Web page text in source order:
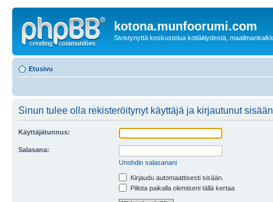
kotona.munfoorumi.com
Sivistynyttä keskustelua kotiäitiydestä,
Etusivu
Sinun tulee olla rekisteröitynyt käyttäjä ja kirjautunut
Käyttäjätunnus:
Salasana:
Unohdin salasanani
Kirjaudu automaattisesti sisään.
Piilota paikalla olemiseni tällä kertaa